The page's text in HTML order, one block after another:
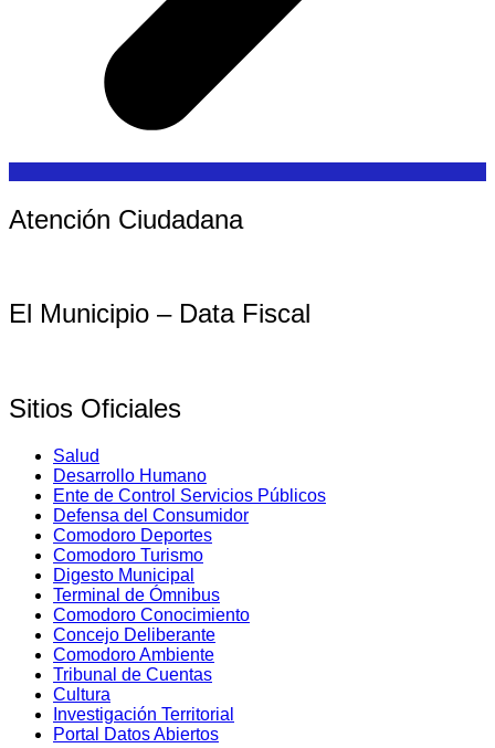
Atención Ciudadana
El Municipio – Data Fiscal
Sitios Oficiales
Salud
Desarrollo Humano
Ente de Control Servicios Públicos
Defensa del Consumidor
Comodoro Deportes
Comodoro Turismo
Digesto Municipal
Terminal de Ómnibus
Comodoro Conocimiento
Concejo Deliberante
Comodoro Ambiente
Tribunal de Cuentas
Cultura
Investigación Territorial
Portal Datos Abiertos